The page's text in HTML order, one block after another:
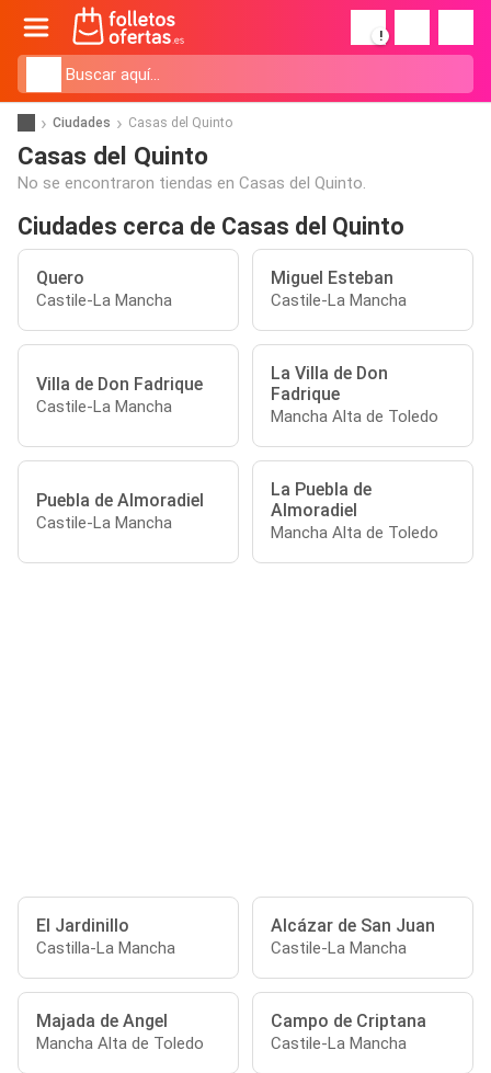
!
Ciudades Casas del Quinto
Casas del Quinto
No se encontraron tiendas en Casas del Quinto.
Ciudades cerca de Casas del Quinto
Quero
Castile-La Mancha
Miguel Esteban
Castile-La Mancha
Villa de Don Fadrique
Castile-La Mancha
La Villa de Don
Fadrique
Mancha Alta de Toledo
Puebla de Almoradiel
Castile-La Mancha
La Puebla de
Almoradiel
Mancha Alta de Toledo
El Jardinillo
Castilla-La Mancha
Alcázar de San Juan
Castile-La Mancha
Majada de Angel
Mancha Alta de Toledo
Campo de Criptana
Castile-La Mancha